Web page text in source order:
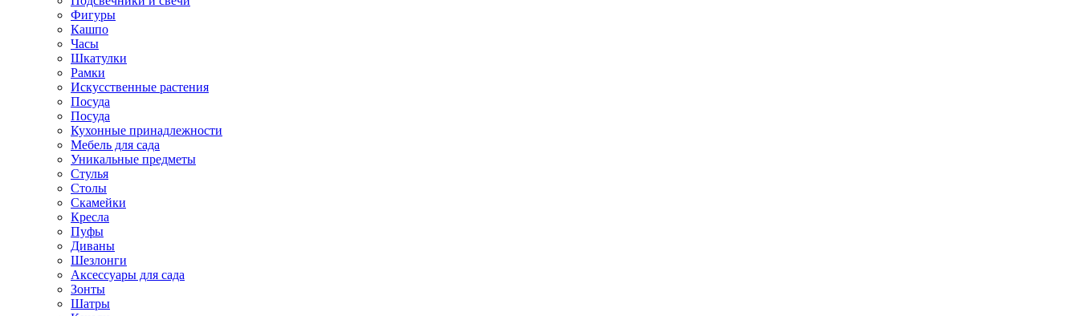
Фигуры
Кашпо
Часы
Шкатулки
Рамки
Искусственные растения
Посуда
Посуда
Кухонные принадлежности
Мебель для сада
Уникальные предметы
Стулья
Столы
Скамейки
Кресла
Пуфы
Диваны
Шезлонги
Аксессуары для сада
Зонты
Шатры